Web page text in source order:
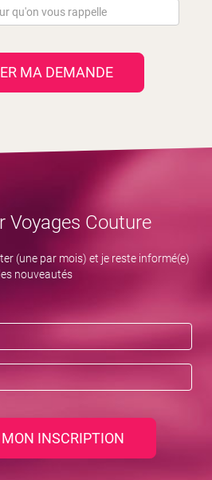
MA DEMANDE
Voyages Couture
(une par mois) et je reste informé(e)
nouveautés
INSCRIPTION